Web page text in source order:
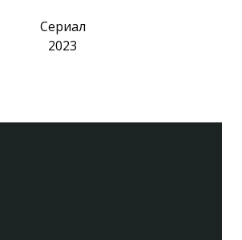
Сериал
2023